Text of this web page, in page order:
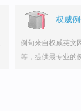
权威
例句来自权威英文
等，提供最专业的